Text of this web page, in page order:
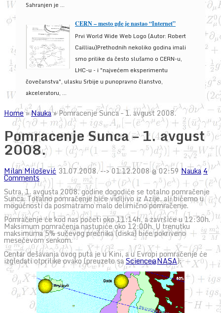
Sahranjen je ...
CERN – mesto gde je nastao “Internet”
Prvi World Wide Web Logo (Autor: Robert
Cailliau)Prethodnih nekoliko godina imali
smo prilike da često slušamo o CERN-u,
LHC-u - i "najvećem eksperimentu
čovečanstva", ulasku Srbije u punopravno članstvo,
akceleratoru, ...
Home»Nauka»Pomracenje Sunca – 1. avgust 2008.
Pomracenje Sunca – 1. avgust
2008.
Milan Milošević 31.07.2008. --> 01.12.2008 @ 02:59 Nauka 4
Comments
Sutra, 1. avgusta 2008. godine dogodiće se totalno pomračenje
Sunca. Totalno pomračenje biće vidljivo iz Azije, ali bićemo u
mogućnosti da posmatramo malo delimično pomračenje.
Pomračenje će kod nas početi oko 11:14h, a završiće u 12:30h.
Maksimum pomračenja nastupiće oko 12:00h. U trenutku
maksimuma 5% sučevog prečnika (diska) biće pokriveno
mesečevom senkom.
Centar dešavanja ovog puta je u Kini, a u Evropi pomračenje će
izgledati otprilike ovako (preuzeto saScience@NASA):